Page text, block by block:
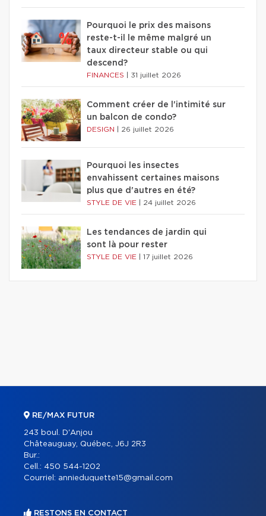
Pourquoi le prix des maisons
reste-t-il le même malgré un
taux directeur stable ou qui
descend?
FINANCES 31 juillet 2026
Comment créer de l'intimité sur
un balcon de condo?
DESIGN 26 juillet 2026
Pourquoi les insectes
envahissent certaines maisons
plus que d'autres en été?
STYLE DE VIE 24 juillet 2026
Les tendances de jardin qui
sont là pour rester
STYLE DE VIE 17 juillet 2026
RE/MAX FUTUR
243 boul. D'Anjou
Châteauguay, Québec, J6J 2R3
Bur.:
Cell.: 450 544-1202
Courriel: annieduquette15@gmail.com
RESTONS EN CONTACT